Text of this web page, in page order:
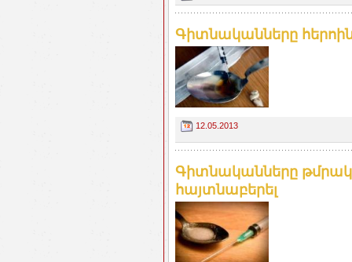
Գիտնականները
12.05.2013
Գիտնականները
հայտնաբերել